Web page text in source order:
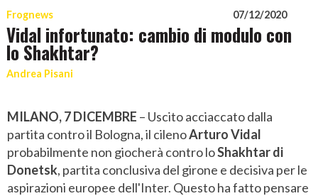
Frognews 07/12/2020
Vidal infortunato: cambio di modulo con
lo Shakhtar?
Andrea Pisani
MILANO, 7 DICEMBRE – Uscito acciaccato dalla
partita contro il Bologna, il cilenoArturo Vidal
probabilmente non giocherà contro loShakhtar di
Donetsk, partita conclusiva del girone e decisiva per le
aspirazioni europee dell'Inter. Questo ha fatto pensare